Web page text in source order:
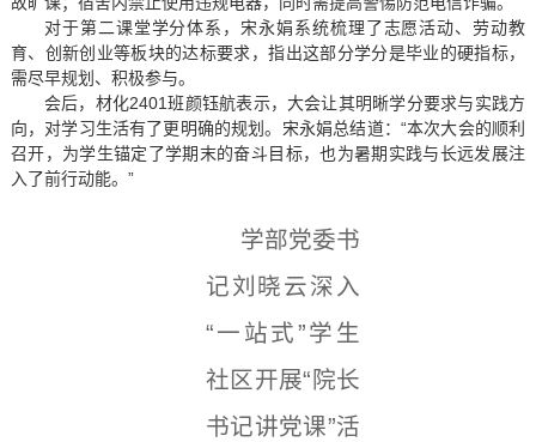
对于第二课堂学分体系，宋永娟系统梳理了志愿活动、劳动教
育、创新创业等板块的达标要求，指出这部分学分是毕业的硬指标，
需尽早规划、积极参与。
会后，材化2401班颜钰航表示，大会让其明晰学分要求与实践方
向，对学习生活有了更明确的规划。宋永娟总结道：“本次大会的顺利
召开，为学生锚定了学期末的奋斗目标，也为暑期实践与长远发展注
入了前行动能。”
学部党委书
记刘晓云深入
“一站式”学生
社区开展“院长
书记讲党课”活